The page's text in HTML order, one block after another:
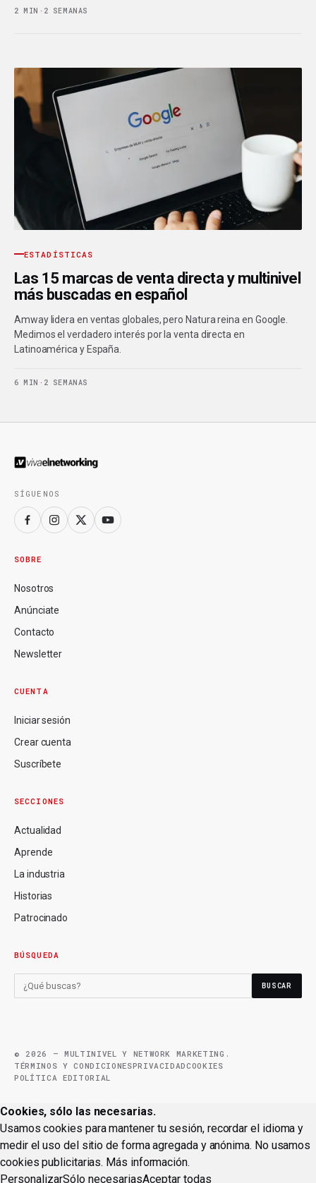
2 MIN · 2 SEMANAS
ESTADÍSTICAS
Las 15 marcas de venta directa y multinivel
más buscadas en español
Amway lidera en ventas globales, pero Natura reina en Google.
Medimos el verdadero interés por la venta directa en
Latinoamérica y España.
6 MIN · 2 SEMANAS
SÍGUENOS
SOBRE
Nosotros
Anúnciate
Contacto
Newsletter
CUENTA
Iniciar sesión
Crear cuenta
Suscríbete
SECCIONES
Actualidad
Aprende
La industria
Historias
Patrocinado
BÚSQUEDA
BUSCAR
© 2026 — MULTINIVEL Y NETWORK MARKETING.
TÉRMINOS Y CONDICIONESPRIVACIDADCOOKIES
POLÍTICA EDITORIAL
Cookies, sólo las necesarias.
Usamos cookies para mantener tu sesión, recordar el idioma y
medir el uso del sitio de forma agregada y anónima. No usamos
cookies publicitarias. Más información.
PersonalizarSólo necesariasAceptar todas